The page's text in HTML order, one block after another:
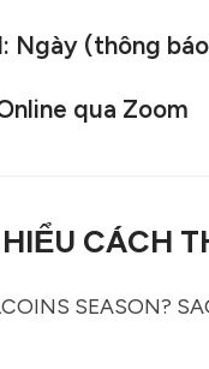
Ngày (thông
qua Zoom
CÁCH
SEASON?